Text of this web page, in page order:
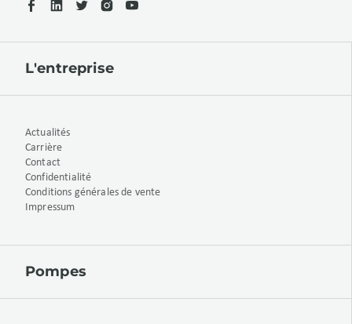
L'entreprise
Actualités
Carrière
Contact
Confidentialité
Conditions générales de vente
Impressum
Pompes